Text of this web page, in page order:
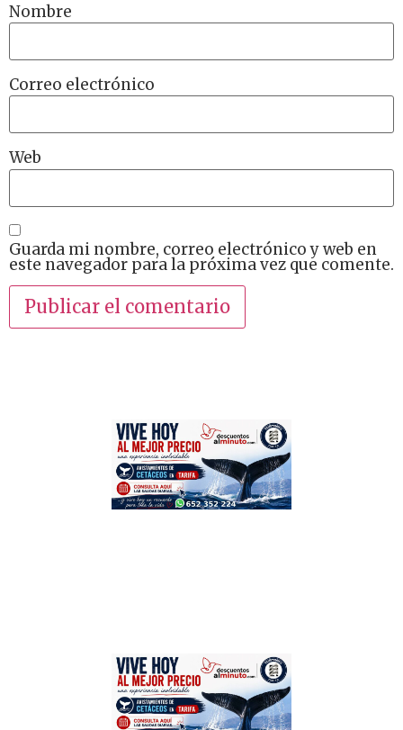
Nombre
Correo electrónico
Web
Guarda mi nombre, correo electrónico y web en
este navegador para la próxima vez que comente.